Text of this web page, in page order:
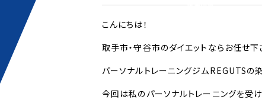
新着情報
こんにちは！
取手市・守谷市のダイエットならお任せ下
パーソナルトレーニングジムREGUTSの染
今回は私のパーソナルトレーニングを受